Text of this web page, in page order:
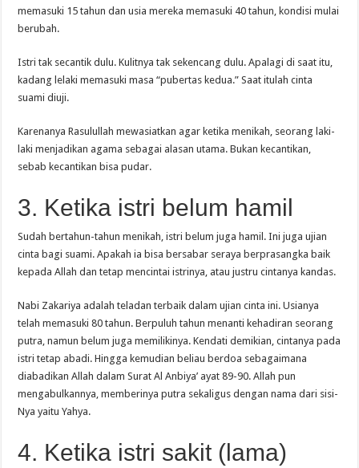
memasuki 15 tahun dan usia mereka memasuki 40 tahun, kondisi mulai
berubah.
Istri tak secantik dulu. Kulitnya tak sekencang dulu. Apalagi di saat itu,
kadang lelaki memasuki masa “pubertas kedua.” Saat itulah cinta
suami diuji.
Karenanya Rasulullah mewasiatkan agar ketika menikah, seorang laki-
laki menjadikan agama sebagai alasan utama. Bukan kecantikan,
sebab kecantikan bisa pudar.
3. Ketika istri belum hamil
Sudah bertahun-tahun menikah, istri belum juga hamil. Ini juga ujian
cinta bagi suami. Apakah ia bisa bersabar seraya berprasangka baik
kepada Allah dan tetap mencintai istrinya, atau justru cintanya kandas.
Nabi Zakariya adalah teladan terbaik dalam ujian cinta ini. Usianya
telah memasuki 80 tahun. Berpuluh tahun menanti kehadiran seorang
putra, namun belum juga memilikinya. Kendati demikian, cintanya pada
istri tetap abadi. Hingga kemudian beliau berdoa sebagaimana
diabadikan Allah dalam Surat Al Anbiya’ ayat 89-90. Allah pun
mengabulkannya, memberinya putra sekaligus dengan nama dari sisi-
Nya yaitu Yahya.
4. Ketika istri sakit (lama)